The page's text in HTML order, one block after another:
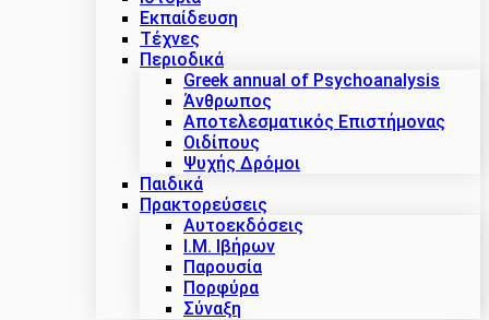
Εκπαίδευση
Τέχνες
Περιοδικά
Greek annual of Psychoanalysis
Άνθρωπος
Αποτελεσματικός Επιστήμονας
Οιδίπους
Ψυχής Δρόμοι
Παιδικά
Πρακτoρεύσεις
Αυτοεκδόσεις
Ι.Μ. Ιβήρων
Παρουσία
Πορφύρα
Σύναξη